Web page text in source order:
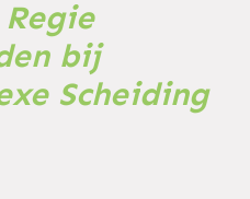
Regie
bij
Scheiding